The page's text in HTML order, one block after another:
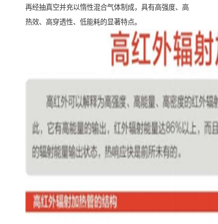
再经抽真空并充以惰性混合气体制成，具有高强度、高
热效、高穿透性、低能耗的显著特点。